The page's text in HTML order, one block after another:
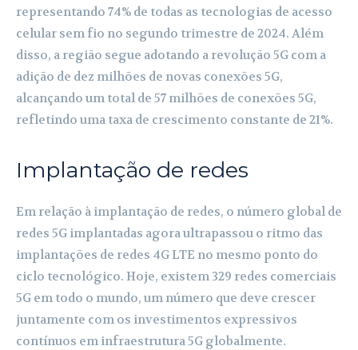
representando 74% de todas as tecnologias de acesso
celular sem fio no segundo trimestre de 2024. Além
disso, a região segue adotando a revolução 5G com a
adição de dez milhões de novas conexões 5G,
alcançando um total de 57 milhões de conexões 5G,
refletindo uma taxa de crescimento constante de 21%.
Implantação de redes
Em relação à implantação de redes, o número global de
redes 5G implantadas agora ultrapassou o ritmo das
implantações de redes 4G LTE no mesmo ponto do
ciclo tecnológico. Hoje, existem 329 redes comerciais
5G em todo o mundo, um número que deve crescer
juntamente com os investimentos expressivos
contínuos em infraestrutura 5G globalmente.